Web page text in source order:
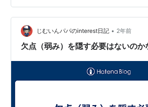
てしまいそうではありますが...） 自分自
「イヤです！」ってなんか言えないんで
てしま…じむいんパパのinterest日記 • 2年前
欠点（弱み）を隠す必要はないのか